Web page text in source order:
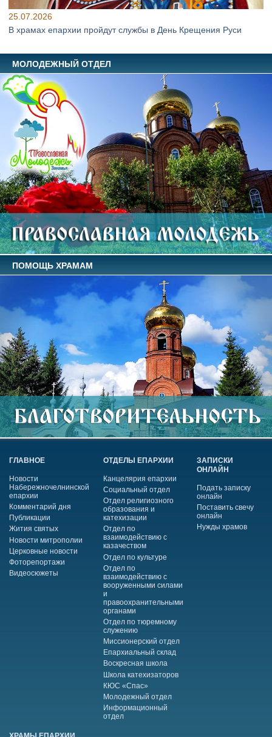
25.07.2026
В храмах епархии пройдут службы в День Крещения Руси
МОЛОДЕЖНЫЙ ОТДЕЛ
ПОМОЩЬ ХРАМАМ
ГЛАВНОЕ
Новости
Набережночелнинской
епархии
Комментарий дня
Публикации
Жития святых
Новости митрополии
Церковные новости
Фоторепортажи
Видеосюжеты
ОТДЕЛЫ ЕПАРХИИ
Канцелярия епархии
Социальный отдел
Отдел религиозного
образования и
катехизации
Отдел по
взаимодействию с
казачеством
Отдел по культуре
Отдел по
взаимодействию с
вооруженными силами
и
правоохранительными
органами
Отдел по тюремному
служению
Миссионерский отдел
Епархиальный склад
Воскресная школа
Школа катехизаторов
КЮС «Спас»
Молодежный отдел
Информационный
отдел
ЗАПИСКИ
ОНЛАЙН
Подать записку
онлайн
Поставить свечу
онлайн
Нужды храмов